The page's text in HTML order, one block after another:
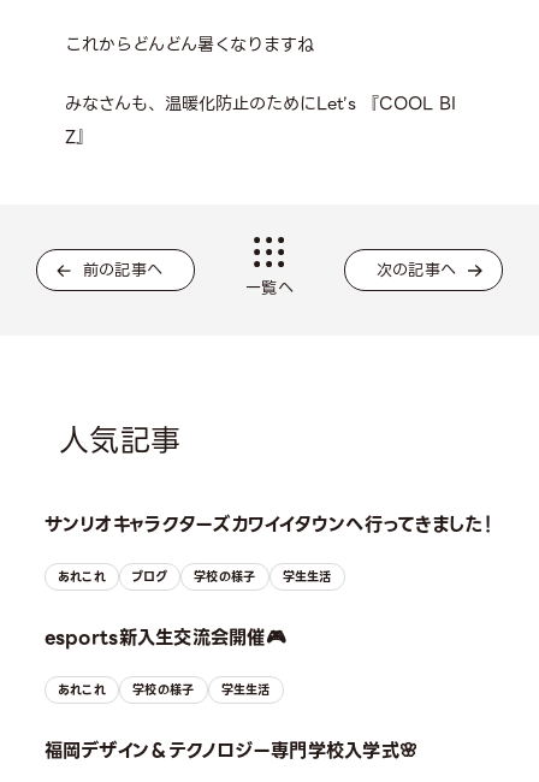
これからどんどん暑くなりますね
みなさんも、温暖化防止のためにLet’s 『COOL BI
Z』
前の記事へ
一覧へ
次の記事へ
人気記事
サンリオキャラクターズカワイイタウンへ行ってきました！
あれこれ ブログ 学校の様子 学生生活
esports新入生交流会開催🎮
あれこれ 学校の様子 学生生活
福岡デザイン＆テクノロジー専門学校入学式🌸